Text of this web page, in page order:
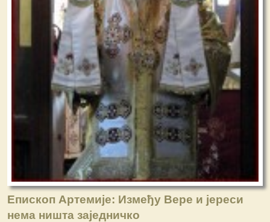
Епископ Артемије: Између Вере и јереси
нема ништа заједничко